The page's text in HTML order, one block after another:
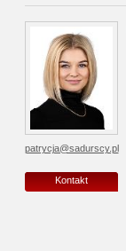
patrycja@sadurscy.pl
Kontakt